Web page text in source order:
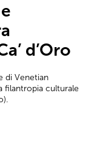
d’Oro
di Venetian
filantropia culturale